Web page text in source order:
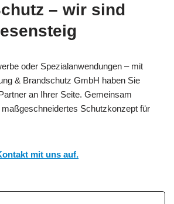
– wir sind
oder Spezialanwendungen – mit
& Brandschutz GmbH haben Sie
an Ihrer Seite. Gemeinsam
Schutzkonzept für
mit uns auf.